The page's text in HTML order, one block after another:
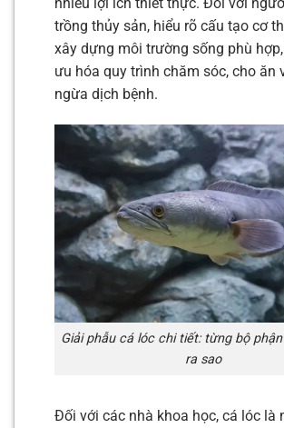
trồng thủy sản, hiểu rõ cấu tạo cơ
xây dựng môi trường sống phù
ưu hóa quy trình chăm sóc, cho ăn
ngừa dịch bệnh.
Giải phẫu cá lóc chi tiết: từng bộ
ra sao
Đối với các nhà khoa học, cá lóc là